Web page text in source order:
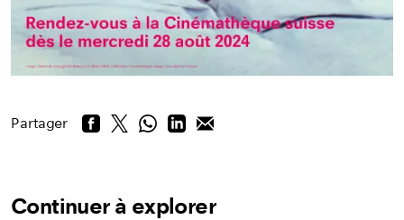
Partager
Continuer à explorer